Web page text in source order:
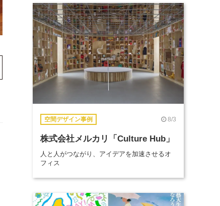
空間デザイン事例 8/3
株式会社メルカリ「Culture Hub」
人と人がつながり、アイデアを加速させるオ
フィス